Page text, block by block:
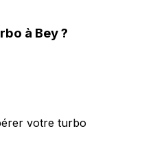
à Bey?
votre turbo